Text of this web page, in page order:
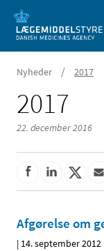
Nyheder / 2017
2017
22. december 2016
Afgørelse om
| 14. september 2012